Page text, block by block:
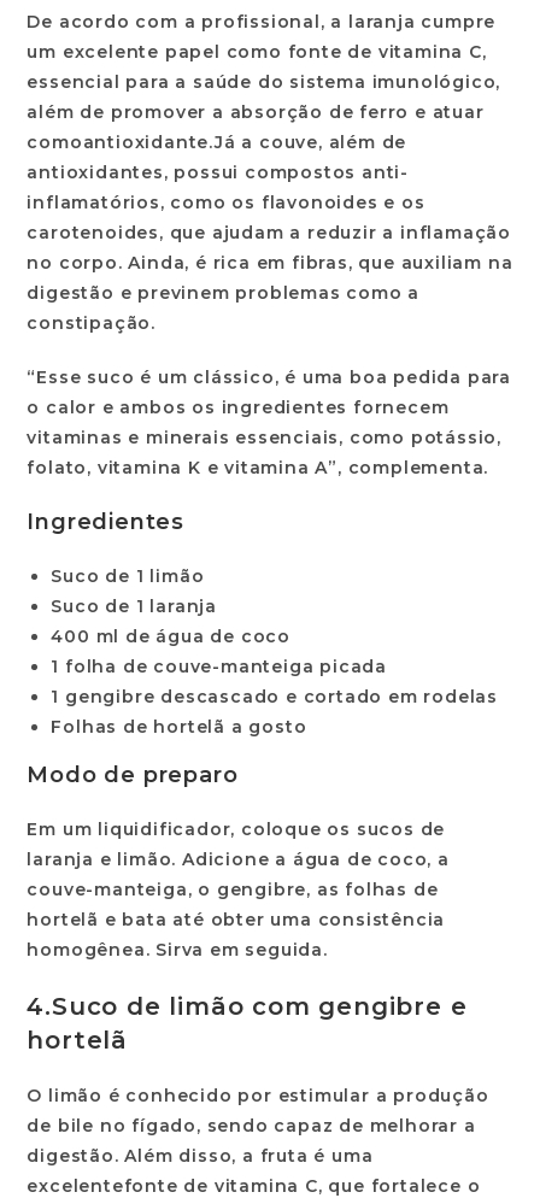
De acordo com a profissional, a laranja cumpre
um excelente papel como fonte de vitamina C,
essencial para a saúde do sistema imunológico,
além de promover a absorção de ferro e atuar
comoantioxidante.Já a couve, além de
antioxidantes, possui compostos anti-
inflamatórios, como os flavonoides e os
carotenoides, que ajudam a reduzir a inflamação
no corpo. Ainda, é rica em fibras, que auxiliam na
digestão e previnem problemas como a
constipação.
“Esse suco é um clássico, é uma boa pedida para
o calor e ambos os ingredientes fornecem
vitaminas e minerais essenciais, como potássio,
folato, vitamina K e vitamina A”, complementa.
Ingredientes
Suco de 1 limão
Suco de 1 laranja
400 ml de água de coco
1 folha de couve-manteiga picada
1 gengibre descascado e cortado em rodelas
Folhas de hortelã a gosto
Modo de preparo
Em um liquidificador, coloque os sucos de
laranja e limão. Adicione a água de coco, a
couve-manteiga, o gengibre, as folhas de
hortelã e bata até obter uma consistência
homogênea. Sirva em seguida.
4.Suco de limão com gengibre e
hortelã
O limão é conhecido por estimular a produção
de bile no fígado, sendo capaz de melhorar a
digestão. Além disso, a fruta é uma
excelentefonte de vitamina C, que fortalece o